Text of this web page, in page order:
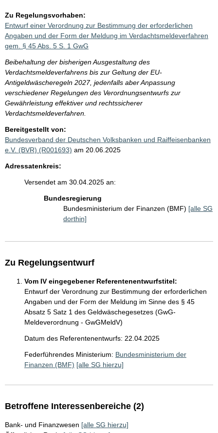
Zu Regelungsvorhaben:
Entwurf einer Verordnung zur Bestimmung der erforderlichen
Angaben und der Form der Meldung im Verdachtsmeldeverfahren
gem. § 45 Abs. 5 S. 1 GwG
Beibehaltung der bisherigen Ausgestaltung des
Verdachtsmeldeverfahrens bis zur Geltung der EU-
Antigeldwäscheregeln 2027, jedenfalls aber Anpassung
verschiedener Regelungen des Verordnungsentwurfs zur
Gewährleistung effektiver und rechtssicherer
Verdachtsmeldeverfahren.
Bereitgestellt von:
Bundesverband der Deutschen Volksbanken und Raiffeisenbanken
e.V. (BVR) (R001693) am 20.06.2025
Adressatenkreis:
Versendet am 30.04.2025 an:
Bundesregierung
Bundesministerium der Finanzen (BMF) [alle SG
dorthin]
Zu Regelungsentwurf
Vom IV eingegebener Referentenentwurfstitel:
Entwurf der Verordnung zur Bestimmung der erforderlichen
Angaben und der Form der Meldung im Sinne des § 45
Absatz 5 Satz 1 des Geldwäschegesetzes (GwG-
Meldeverordnung - GwGMeldV)
Datum des Referentenentwurfs: 22.04.2025
Federführendes Ministerium: Bundesministerium der
Finanzen (BMF) [alle SG hierzu]
Betroffene Interessenbereiche (2)
Bank- und Finanzwesen [alle SG hierzu]